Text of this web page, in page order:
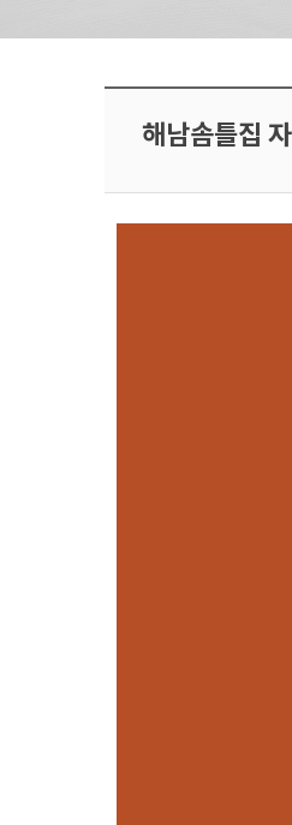
해남솜틀집